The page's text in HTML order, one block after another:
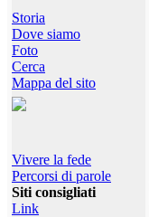
Storia
Dove siamo
Foto
Cerca
Mappa del sito
Vivere la fede
Percorsi di parole
Siti consigliati
Link